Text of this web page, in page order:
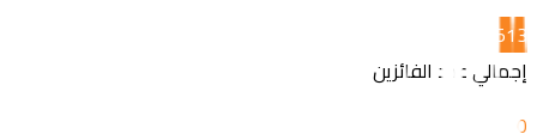
513
إجمالي عدد الفائزين
0